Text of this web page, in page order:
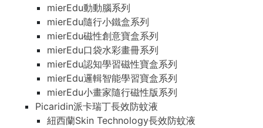
mierEdu動動腦系列
mierEdu隨行小鐵盒系列
mierEdu磁性創意寶盒系列
mierEdu口袋水彩畫冊系列
mierEdu認知學習磁性寶盒系列
mierEdu邏輯智能學習寶盒系列
mierEdu小畫家隨行磁性版系列
Picaridin派卡瑞丁長效防蚊液
紐西蘭Skin Technology長效防蚊液